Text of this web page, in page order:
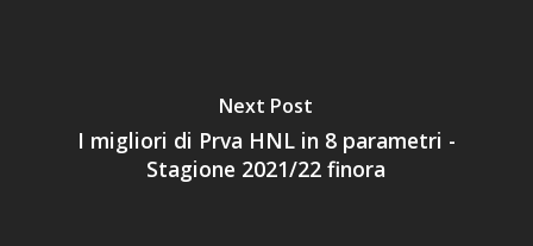
Next Post
I migliori di Prva HNL in 8 parametri -
Stagione 2021/22 finora